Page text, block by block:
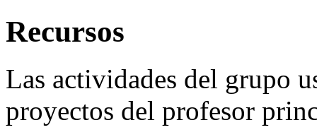
Recursos
Las actividades del grupo
proyectos del profesor